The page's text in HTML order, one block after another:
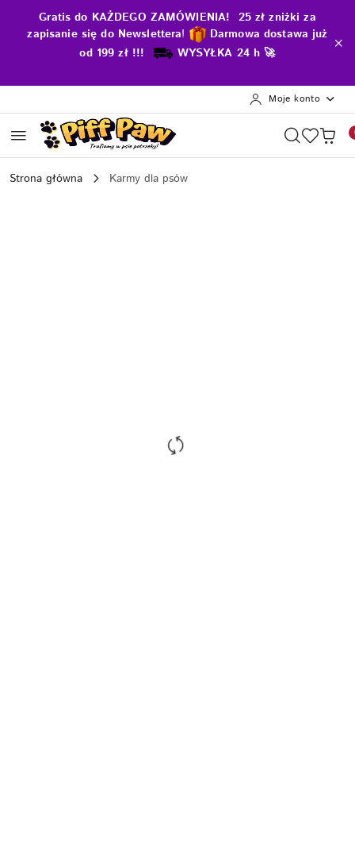
Przejdź do treści głównej
Przejdź do wyszukiwarki
Przejdź do moje konto
Przejdź do menu głównego
Przejdź do opisu produktu
Przejdź do stopki
Gratis do KAŻDEGO ZAMÓWIENIA! 25 zł zniżki za
zapisanie się do Newslettera! Darmowa dostawa już
od 199 zł !!!
WYSYŁKA 24 h 🚀
Moje konto
Strona główna Karmy dla psów